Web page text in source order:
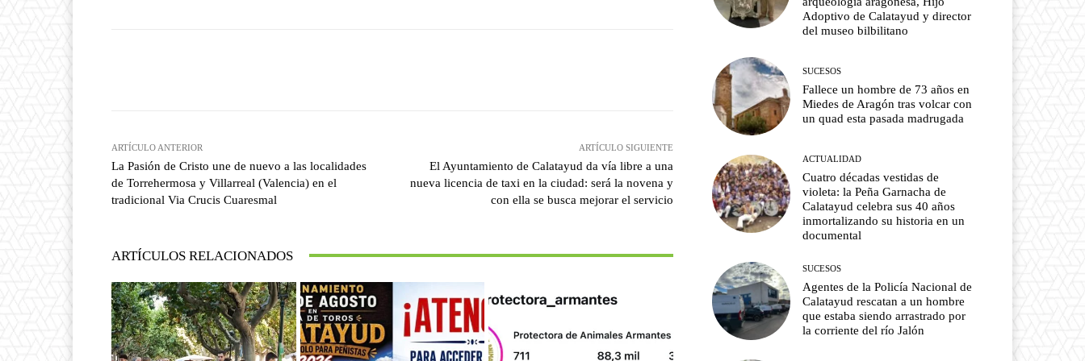
ARTÍCULO ANTERIOR
La Pasión de Cristo une de nuevo a las localidades
de Torrehermosa y Villarreal (Valencia) en el
tradicional Via Crucis Cuaresmal
ARTÍCULO SIGUIENTE
El Ayuntamiento de Calatayud da vía libre a una
nueva licencia de taxi en la ciudad: será la novena y
con ella se busca mejorar el servicio
ARTÍCULOS RELACIONADOS
Adoptivo de Calatayud y director
del museo bilbilitano
SUCESOS
Fallece un hombre de 73 años en
Miedes de Aragón tras volcar con
un quad esta pasada madrugada
ACTUALIDAD
Cuatro décadas vestidas de
violeta: la Peña Garnacha de
Calatayud celebra sus 40 años
inmortalizando su historia en un
documental
SUCESOS
Agentes de la Policía Nacional de
Calatayud rescatan a un hombre
que estaba siendo arrastrado por
la corriente del río Jalón